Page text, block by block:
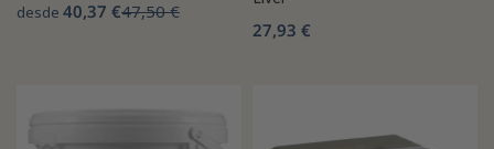
desde 40,37 €47,50 €
27,93 €